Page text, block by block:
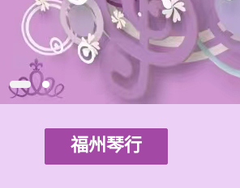
福州琴行